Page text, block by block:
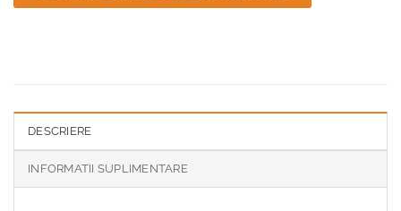
DESCRIERE
INFORMATII SUPLIMENTARE